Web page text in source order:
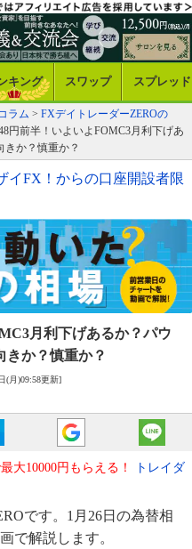
キング スワップ スプレッド
ラム > FXデイトレーダーZEROの
円前半！いよいよFOMC3月利下げあ
か？慎重か？
イFX！からの口座開設者限
月利下げあるか？パウ
か？慎重か？
(月)09:58更新]
大10000円もらえる！
トレイダ
です。1月26日の為替相
で解説します。